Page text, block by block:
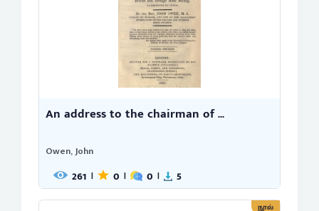
An address to the chairman of ...
Owen, John
261 | 0 | 0 | 5
நூல்